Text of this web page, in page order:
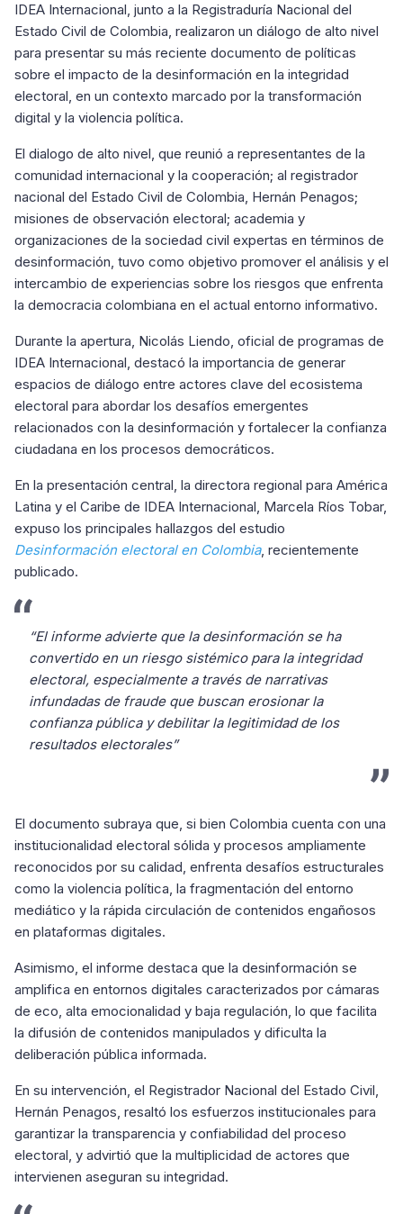
IDEA Internacional, junto a la Registraduría Nacional del
Estado Civil de Colombia, realizaron un diálogo de alto nivel
para presentar su más reciente documento de políticas
sobre el impacto de la desinformación en la integridad
electoral, en un contexto marcado por la transformación
digital y la violencia política.
El dialogo de alto nivel, que reunió a representantes de la
comunidad internacional y la cooperación; al registrador
nacional del Estado Civil de Colombia, Hernán Penagos;
misiones de observación electoral; academia y
organizaciones de la sociedad civil expertas en términos de
desinformación, tuvo como objetivo promover el análisis y el
intercambio de experiencias sobre los riesgos que enfrenta
la democracia colombiana en el actual entorno informativo.
Durante la apertura, Nicolás Liendo, oficial de programas de
IDEA Internacional, destacó la importancia de generar
espacios de diálogo entre actores clave del ecosistema
electoral para abordar los desafíos emergentes
relacionados con la desinformación y fortalecer la confianza
ciudadana en los procesos democráticos.
En la presentación central, la directora regional para América
Latina y el Caribe de IDEA Internacional, Marcela Ríos Tobar,
expuso los principales hallazgos del estudio
Desinformación electoral en Colombia, recientemente
publicado.
“El informe advierte que la desinformación se ha
convertido en un riesgo sistémico para la integridad
electoral, especialmente a través de narrativas
infundadas de fraude que buscan erosionar la
confianza pública y debilitar la legitimidad de los
resultados electorales”
El documento subraya que, si bien Colombia cuenta con una
institucionalidad electoral sólida y procesos ampliamente
reconocidos por su calidad, enfrenta desafíos estructurales
como la violencia política, la fragmentación del entorno
mediático y la rápida circulación de contenidos engañosos
en plataformas digitales.
Asimismo, el informe destaca que la desinformación se
amplifica en entornos digitales caracterizados por cámaras
de eco, alta emocionalidad y baja regulación, lo que facilita
la difusión de contenidos manipulados y dificulta la
deliberación pública informada.
En su intervención, el Registrador Nacional del Estado Civil,
Hernán Penagos, resaltó los esfuerzos institucionales para
garantizar la transparencia y confiabilidad del proceso
electoral, y advirtió que la multiplicidad de actores que
intervienen aseguran su integridad.